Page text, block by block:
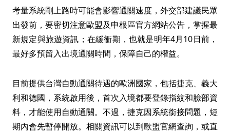
考量系統剛上路時可能會影響通關速度，外交部建議民眾
出發前，要密切注意歐盟及申根區官方網站公告，掌握最
新規定與旅遊資訊；在緩衝期，也就是明年4月10日前，
最好多預留入出境通關時間，保障自己的權益。
目前提供台灣自動通關待遇的歐洲國家，包括捷克、義大
利和德國，系統啟用後，首次入境都要登錄指紋和臉部資
料，才能使用自動通關。不過，捷克因系統銜接問題，短
期內會先暫停開放。相關資訊可以到歐盟官網查詢，或直